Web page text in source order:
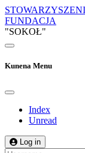
FUNDACJA
"SOKOŁ"
Kunena Menu
Index
Unread
Log in